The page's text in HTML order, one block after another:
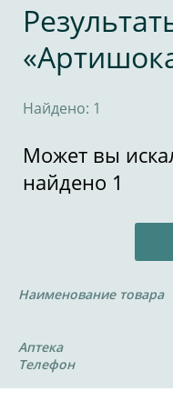
Найдено: 1
Может вы
найдено 1
Наименование товара
Аптека
Телефон